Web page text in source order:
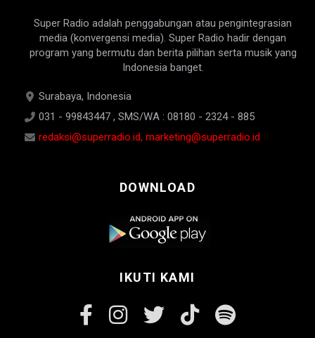
Super Radio adalah penggabungan atau pengintegrasian
media (konvergensi media). Super Radio hadir dengan
program yang bermutu dan berita pilihan serta musik yang
Indonesia banget.
Surabaya, Indonesia
031 - 99843447 , SMS/WA : 08180 - 2324 - 885
redaksi@superradio.id, marketing@superradio.id
DOWNLOAD
IKUTI KAMI